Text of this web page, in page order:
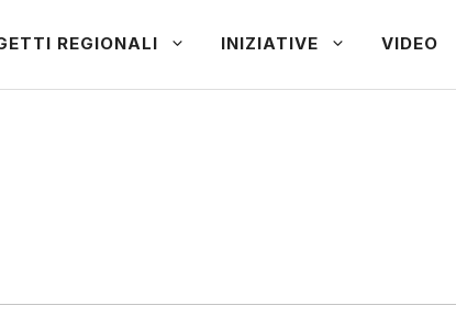
REGIONALI INIZIATIVE VIDEO